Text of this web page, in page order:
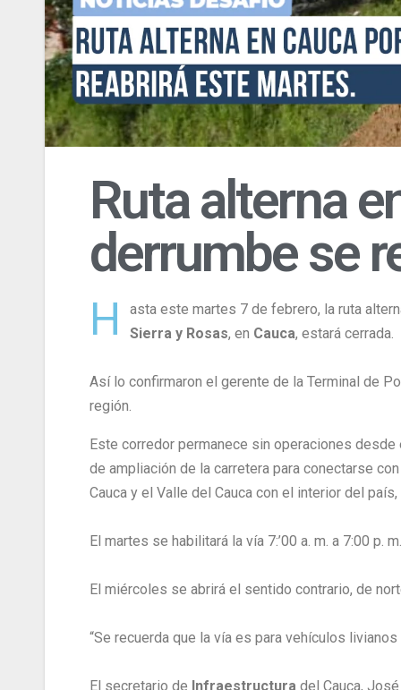
Ruta alterna
derrumbe se
H
asta este martes 7 de febrero, la ruta
Sierra y Rosas, en Cauca, estará cerrada.
Así lo confirmaron el gerente de la Terminal de
región.
Este corredor permanece sin operaciones
de ampliación de la carretera para conectarse
Cauca y el Valle del Cauca con el interior del
El martes se habilitará la vía 7:’00 a. m. a 7:00 p.
El miércoles se abrirá el sentido contrario, de
“Se recuerda que la vía es para vehículos
El secretario de Infraestructura del Cauca,